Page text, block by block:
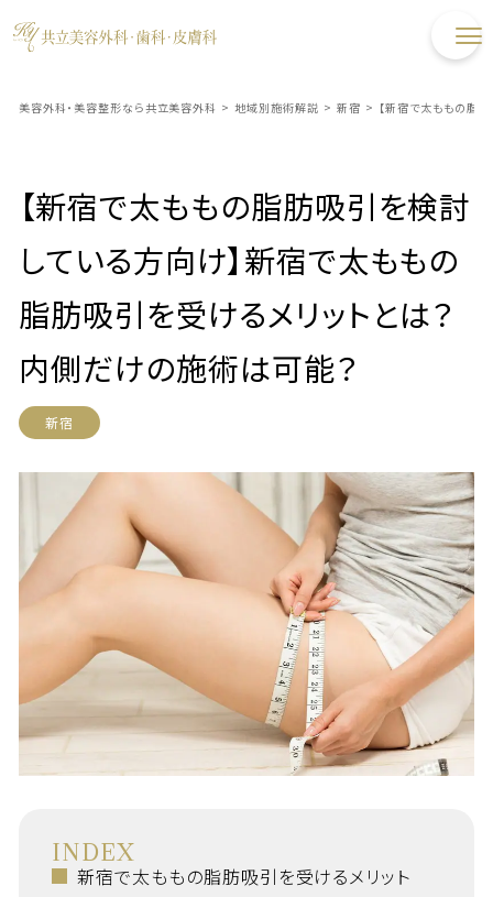
美容外科・美容整形なら共立美容外科 > 地域別施術解説 > 新宿 > 【新宿で太ももの脂
【新宿で太ももの脂肪吸引を検討
している方向け】新宿で太ももの
脂肪吸引を受けるメリットとは？
内側だけの施術は可能？
新宿
INDEX
新宿で太ももの脂肪吸引を受けるメリット